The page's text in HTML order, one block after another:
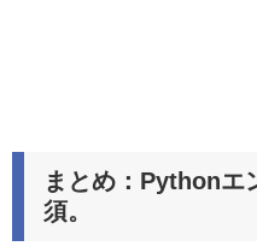
まとめ：Pythonエ
須。